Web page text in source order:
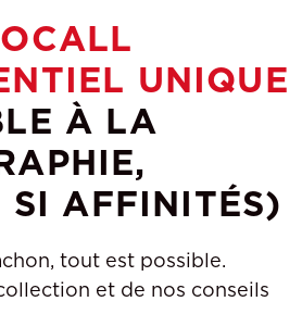
UNIQUE
À LA
SI AFFINITÉS)
tout est possible.
et de nos conseils